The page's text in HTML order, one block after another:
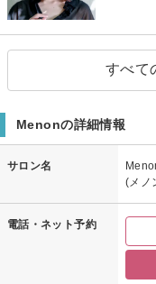
すべて
Menonの詳細情報
サロン名
(メノ
電話・ネット予約